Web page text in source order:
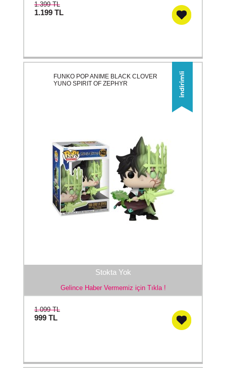
1.399 TL
1.199 TL
Stokta Yok
Gelince Haber Vermemiz için Tıkla !
FUNKO POP ANIME BLACK CLOVER
YUNO SPIRIT OF ZEPHYR
1.099 TL
999 TL